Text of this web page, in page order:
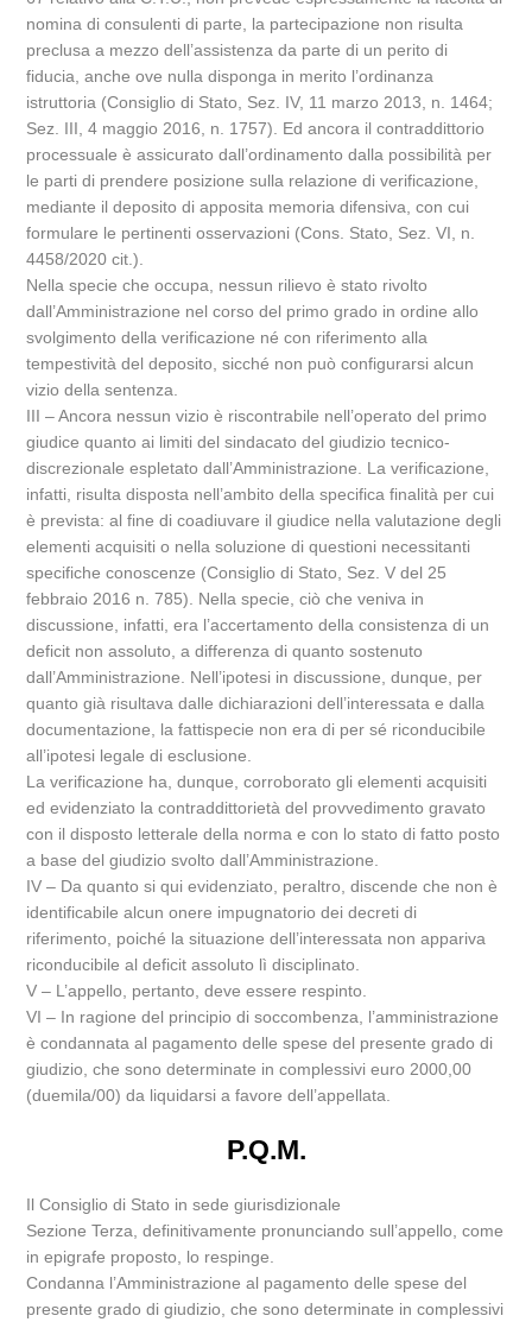
nomina di consulenti di parte, la partecipazione non risulta
preclusa a mezzo dell’assistenza da parte di un perito di
fiducia, anche ove nulla disponga in merito l’ordinanza
istruttoria (Consiglio di Stato, Sez. IV, 11 marzo 2013, n. 1464;
Sez. III, 4 maggio 2016, n. 1757). Ed ancora il contraddittorio
processuale è assicurato dall’ordinamento dalla possibilità per
le parti di prendere posizione sulla relazione di verificazione,
mediante il deposito di apposita memoria difensiva, con cui
formulare le pertinenti osservazioni (Cons. Stato, Sez. VI, n.
4458/2020 cit.).
Nella specie che occupa, nessun rilievo è stato rivolto
dall’Amministrazione nel corso del primo grado in ordine allo
svolgimento della verificazione né con riferimento alla
tempestività del deposito, sicché non può configurarsi alcun
vizio della sentenza.
III – Ancora nessun vizio è riscontrabile nell’operato del primo
giudice quanto ai limiti del sindacato del giudizio tecnico-
discrezionale espletato dall’Amministrazione. La verificazione,
infatti, risulta disposta nell’ambito della specifica finalità per cui
è prevista: al fine di coadiuvare il giudice nella valutazione degli
elementi acquisiti o nella soluzione di questioni necessitanti
specifiche conoscenze (Consiglio di Stato, Sez. V del 25
febbraio 2016 n. 785). Nella specie, ciò che veniva in
discussione, infatti, era l’accertamento della consistenza di un
deficit non assoluto, a differenza di quanto sostenuto
dall’Amministrazione. Nell’ipotesi in discussione, dunque, per
quanto già risultava dalle dichiarazioni dell’interessata e dalla
documentazione, la fattispecie non era di per sé riconducibile
all’ipotesi legale di esclusione.
La verificazione ha, dunque, corroborato gli elementi acquisiti
ed evidenziato la contraddittorietà del provvedimento gravato
con il disposto letterale della norma e con lo stato di fatto posto
a base del giudizio svolto dall’Amministrazione.
IV – Da quanto si qui evidenziato, peraltro, discende che non è
identificabile alcun onere impugnatorio dei decreti di
riferimento, poiché la situazione dell’interessata non appariva
riconducibile al deficit assoluto lì disciplinato.
V – L’appello, pertanto, deve essere respinto.
VI – In ragione del principio di soccombenza, l’amministrazione
è condannata al pagamento delle spese del presente grado di
giudizio, che sono determinate in complessivi euro 2000,00
(duemila/00) da liquidarsi a favore dell’appellata.
P.Q.M.
Il Consiglio di Stato in sede giurisdizionale
Sezione Terza, definitivamente pronunciando sull’appello, come
in epigrafe proposto, lo respinge.
Condanna l’Amministrazione al pagamento delle spese del
presente grado di giudizio, che sono determinate in complessivi